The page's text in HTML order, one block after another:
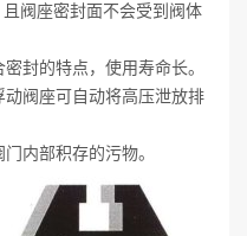
阀座密封面不会受到阀体
封的特点，使用寿命长。
阀座可自动将高压泄放排
内部积存的污物。